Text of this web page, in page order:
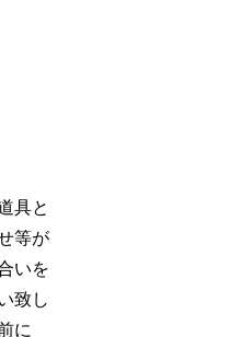
具と
等が
いを
致し
に